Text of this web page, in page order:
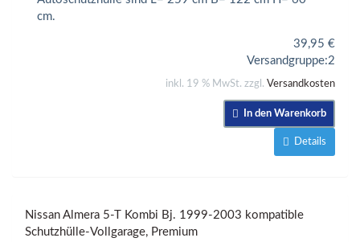
cm.
39,95 €
Versandgruppe:2
inkl. 19 % MwSt. zzgl. Versandkosten
In den Warenkorb
Details
Nissan Almera 5-T Kombi Bj. 1999-2003 kompatible
Schutzhülle-Vollgarage, Premium